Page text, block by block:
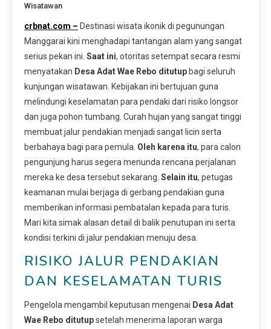
Wisatawan
crbnat.com – Destinasi wisata ikonik di pegunungan
Manggarai kini menghadapi tantangan alam yang sangat
serius pekan ini. Saat ini, otoritas setempat secara resmi
menyatakan Desa Adat Wae Rebo ditutup bagi seluruh
kunjungan wisatawan. Kebijakan ini bertujuan guna
melindungi keselamatan para pendaki dari risiko longsor
dan juga pohon tumbang. Curah hujan yang sangat tinggi
membuat jalur pendakian menjadi sangat licin serta
berbahaya bagi para pemula. Oleh karena itu, para calon
pengunjung harus segera menunda rencana perjalanan
mereka ke desa tersebut sekarang. Selain itu, petugas
keamanan mulai berjaga di gerbang pendakian guna
memberikan informasi pembatalan kepada para turis.
Mari kita simak alasan detail di balik penutupan ini serta
kondisi terkini di jalur pendakian menuju desa.
RISIKO JALUR PENDAKIAN
DAN KESELAMATAN TURIS
Pengelola mengambil keputusan mengenai Desa Adat
Wae Rebo ditutupsetelah menerima laporan warga